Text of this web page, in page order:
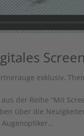
exklusiv,
der Reihe “Mit
über die